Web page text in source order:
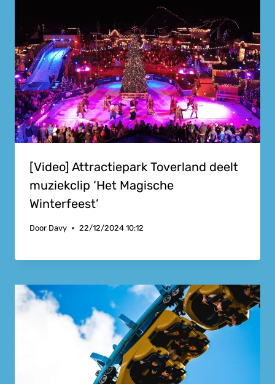
[Video] Attractiepark Toverland deelt
muziekclip ‘Het Magische
Winterfeest’
Door Davy 22/12/2024 10:12